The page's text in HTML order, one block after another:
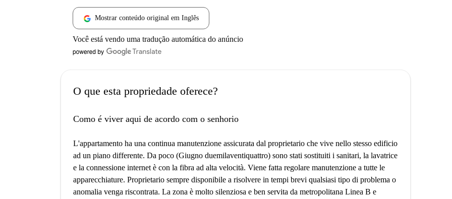
Mostrar conteúdo original em Inglês
Você está vendo uma tradução automática do anúncio
O que esta propriedade oferece?
Como é viver aqui de acordo com o senhorio
L'appartamento ha una continua manutenzione assicurata dal proprietario che vive nello stesso edificio
ad un piano differente. Da poco (Giugno duemilaventiquattro) sono stati sostituiti i sanitari, la lavatrice
e la connessione internet è con la fibra ad alta velocità. Viene fatta regolare manutenzione a tutte le
apparecchiature. Proprietario sempre disponibile a risolvere in tempi brevi qualsiasi tipo di problema o
anomalia venga riscontrata. La zona è molto silenziosa e ben servita da metropolitana Linea B e